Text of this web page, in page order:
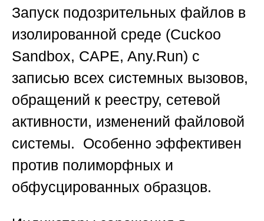
Запуск подозрительных файлов в
изолированной среде (Cuckoo
Sandbox, CAPE, Any.Run) с
записью всех системных вызовов,
обращений к реестру, сетевой
активности, изменений файловой
системы. Особенно эффективен
против полиморфных и
обфусцированных образцов.